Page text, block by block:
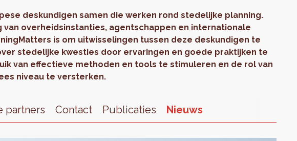
deskundigen samen die werken rond stedelijke planning.
overheidsinstanties, agentschappen en internationale
is om uitwisselingen tussen deze deskundigen te
stedelijke kwesties door ervaringen en goede praktijken te
van effectieve methoden en tools te stimuleren en de rol van
niveau te versterken.
partners Contact Publicaties Nieuws